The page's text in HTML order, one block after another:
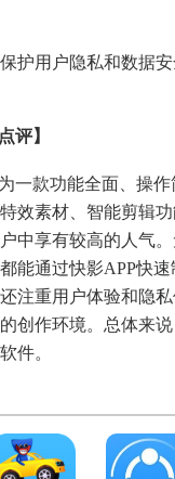
护用户隐私和数据
评】
一款功能全面、操
效素材、智能剪辑
中享有较高的人气
能通过快影APP快
注重用户体验和隐
创作环境。总体来
件。